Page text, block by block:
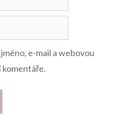
e-mail a webovou